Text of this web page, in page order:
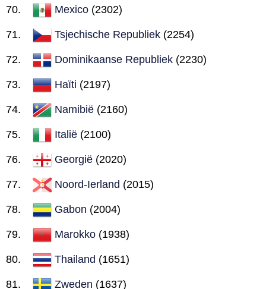
Mexico (2302)
Tsjechische Republiek (2254)
Dominikaanse Republiek (2230)
Haïti (2197)
Namibië (2160)
Italië (2100)
Georgië (2020)
Noord-Ierland (2015)
Gabon (2004)
Marokko (1938)
Thailand (1651)
Zweden (1637)